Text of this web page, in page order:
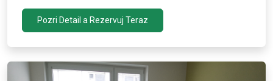
Pozri Detail a Rezervuj Teraz